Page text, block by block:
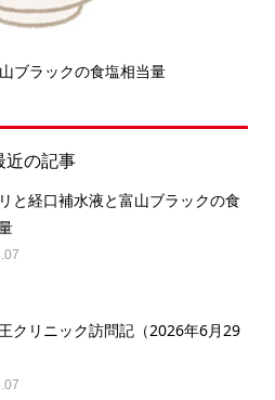
ブラックの食塩相当量
近の記事
と経口補水液と富山ブラックの食
クリニック訪問記（2026年6月29